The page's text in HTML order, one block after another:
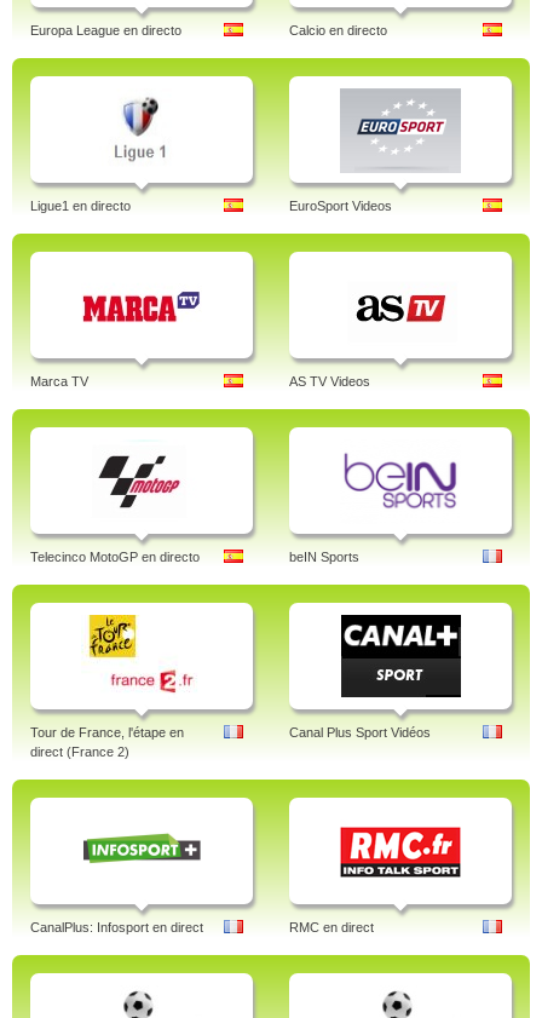
Europa League en directo Calcio en directo
Ligue1 en directo EuroSport Videos
Marca TV AS TV Videos
Telecinco MotoGP en directo beIN Sports
Tour de France, l'étape en
direct (France 2)
Canal Plus Sport Vidéos
CanalPlus: Infosport en direct RMC en direct